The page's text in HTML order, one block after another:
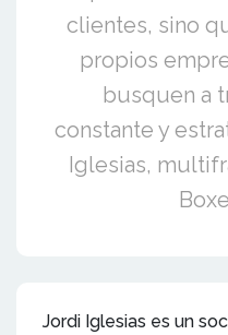
clientes, sino
propios
busquen a
constante y
Iglesias,
Jordi Iglesias es un